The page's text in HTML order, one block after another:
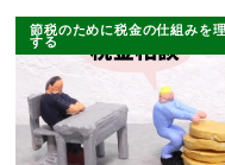
節税のために税金の仕組みを
する